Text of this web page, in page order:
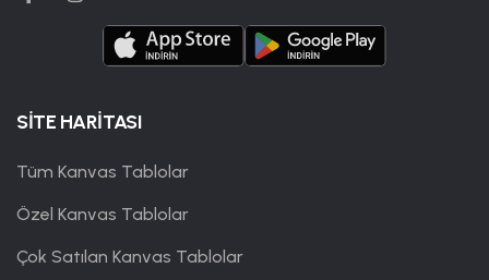
SİTE HARİTASI
Tüm Kanvas Tablolar
Özel Kanvas Tablolar
Çok Satılan Kanvas Tablolar